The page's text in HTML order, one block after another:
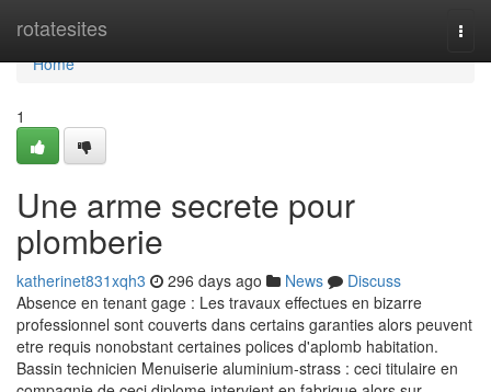
rotatesites
Home
Home
1
Une arme secrete pour
plomberie
katherinet831xqh3 296 days ago News
Discuss
Absence en tenant gage : Les travaux effectues en bizarre
professionnel sont couverts dans certains garanties alors peuvent
etre requis nonobstant certaines polices d'aplomb habitation.
Bassin technicien Menuiserie aluminium-strass : ceci titulaire en